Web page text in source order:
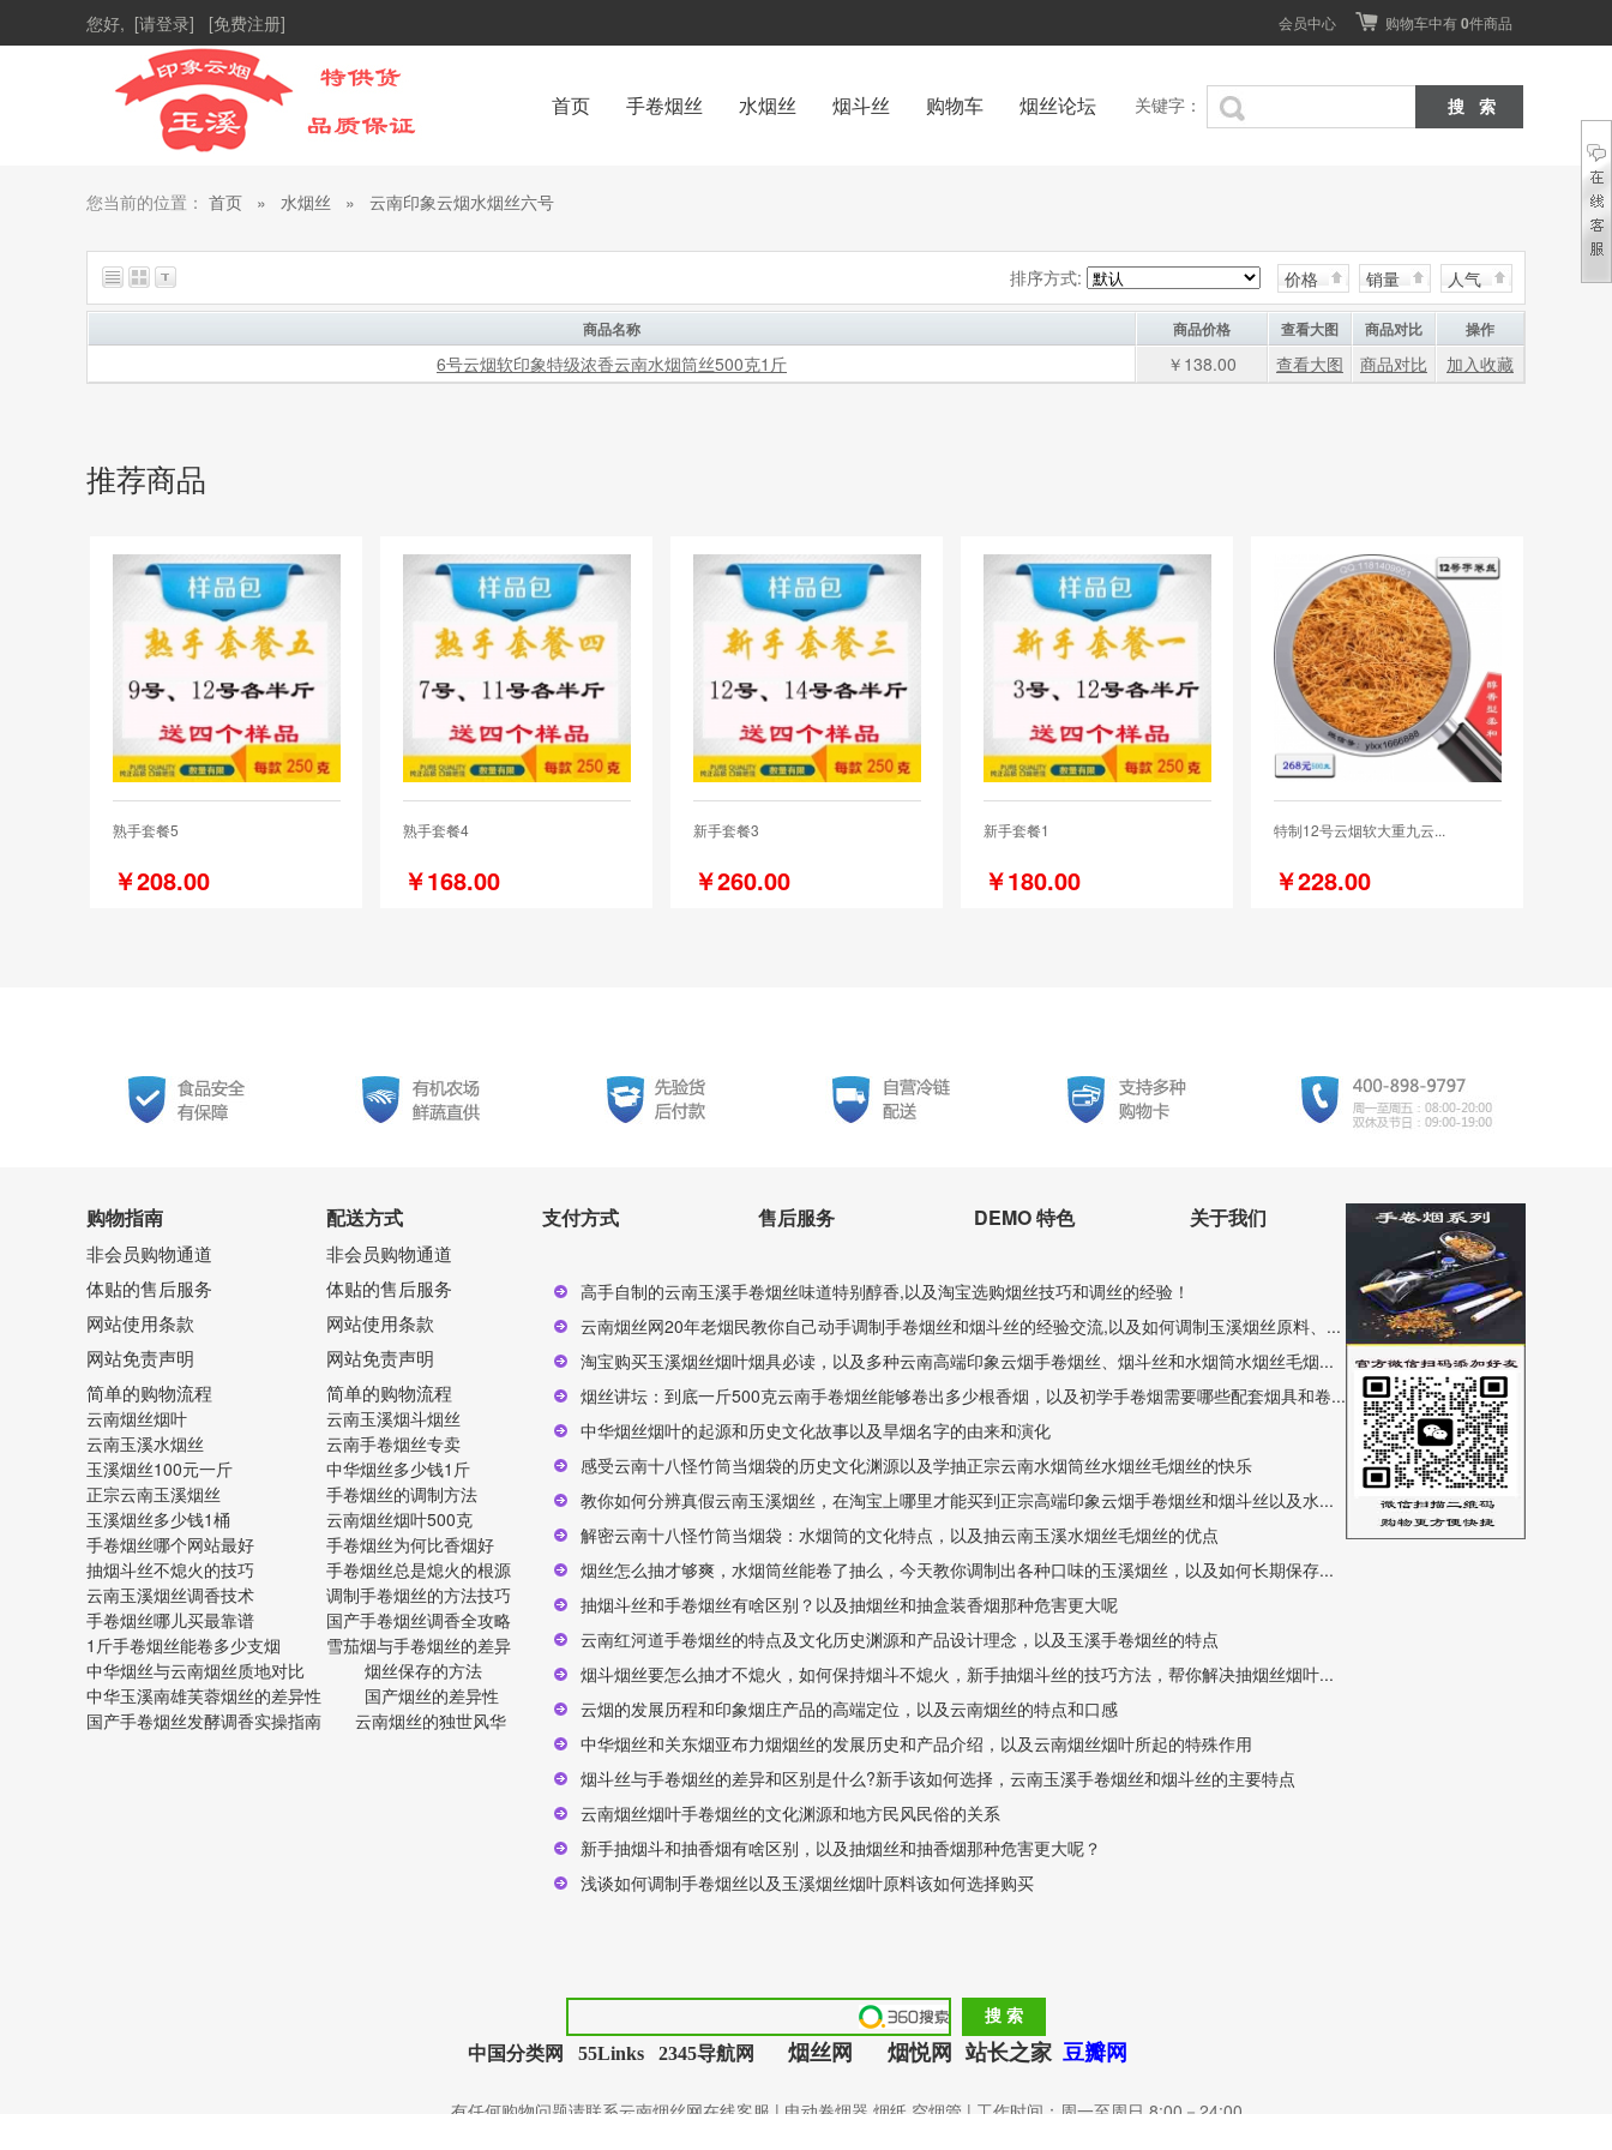
您好, [请登录] [免费注册] 会员中心 购物车中有0件商品
首页 手卷烟丝 水烟丝 烟斗丝 购物车 烟丝论坛 关键字：
您当前的位置： 首页 » 水烟丝 » 云南印象云烟水烟丝六号
价格 销量 人气
排序方式:
商品名称 商品价格 查看大图 商品对比 操作
6号云烟软印象特级浓香云南水烟筒丝500克1斤 ￥138.00 查看大图 商品对比 加入收藏
推荐商品
熟手套餐5
￥208.00
熟手套餐4
￥168.00
新手套餐3
￥260.00
新手套餐1
￥180.00
特制12号云烟软大重九云...
￥228.00
购物指南
非会员购物通道
体贴的售后服务
网站使用条款
网站免责声明
简单的购物流程
云南烟丝烟叶
云南玉溪水烟丝
玉溪烟丝100元一斤
正宗云南玉溪烟丝
玉溪烟丝多少钱1桶
手卷烟丝哪个网站最好
抽烟斗丝不熄火的技巧
云南玉溪烟丝调香技术
手卷烟丝哪儿买最靠谱
1斤手卷烟丝能卷多少支烟
中华烟丝与云南烟丝质地对比
中华玉溪南雄芙蓉烟丝的差异性
国产手卷烟丝发酵调香实操指南
配送方式
非会员购物通道
体贴的售后服务
网站使用条款
网站免责声明
简单的购物流程
云南玉溪烟斗烟丝
云南手卷烟丝专卖
中华烟丝多少钱1斤
手卷烟丝的调制方法
云南烟丝烟叶500克
手卷烟丝为何比香烟好
手卷烟丝总是熄火的根源
调制手卷烟丝的方法技巧
国产手卷烟丝调香全攻略
雪茄烟与手卷烟丝的差异
烟丝保存的方法
国产烟丝的差异性
云南烟丝的独世风华
支付方式
高手自制的云南玉溪手卷烟丝味道特别醇香,以及淘宝选购烟丝技巧和调丝的经验！
云南烟丝网20年老烟民教你自己动手调制手卷烟丝和烟斗丝的经验交流,以及如何调制玉溪烟丝原料、...
淘宝购买玉溪烟丝烟叶烟具必读，以及多种云南高端印象云烟手卷烟丝、烟斗丝和水烟筒水烟丝毛烟...
烟丝讲坛：到底一斤500克云南手卷烟丝能够卷出多少根香烟，以及初学手卷烟需要哪些配套烟具和卷...
中华烟丝烟叶的起源和历史文化故事以及旱烟名字的由来和演化
感受云南十八怪竹筒当烟袋的历史文化渊源以及学抽正宗云南水烟筒丝水烟丝毛烟丝的快乐
教你如何分辨真假云南玉溪烟丝，在淘宝上哪里才能买到正宗高端印象云烟手卷烟丝和烟斗丝以及水...
解密云南十八怪竹筒当烟袋：水烟筒的文化特点，以及抽云南玉溪水烟丝毛烟丝的优点
烟丝怎么抽才够爽，水烟筒丝能卷了抽么，今天教你调制出各种口味的玉溪烟丝，以及如何长期保存...
抽烟斗丝和手卷烟丝有啥区别？以及抽烟丝和抽盒装香烟那种危害更大呢
云南红河道手卷烟丝的特点及文化历史渊源和产品设计理念，以及玉溪手卷烟丝的特点
烟斗烟丝要怎么抽才不熄火，如何保持烟斗不熄火，新手抽烟斗丝的技巧方法，帮你解决抽烟丝烟叶...
云烟的发展历程和印象烟庄产品的高端定位，以及云南烟丝的特点和口感
中华烟丝和关东烟亚布力烟烟丝的发展历史和产品介绍，以及云南烟丝烟叶所起的特殊作用
烟斗丝与手卷烟丝的差异和区别是什么?新手该如何选择，云南玉溪手卷烟丝和烟斗丝的主要特点
云南烟丝烟叶手卷烟丝的文化渊源和地方民风民俗的关系
新手抽烟斗和抽香烟有啥区别，以及抽烟丝和抽香烟那种危害更大呢？
浅谈如何调制手卷烟丝以及玉溪烟丝烟叶原料该如何选择购买
售后服务 DEMO 特色 关于我们
中国分类网 55Links 2345导航网 烟丝网 烟悦网 站长之家 豆瓣网
有任何购物问题请联系云南烟丝网在线客服 | 电动卷烟器 烟纸 空烟管 | 工作时间：周一至周日 8:00－24:00